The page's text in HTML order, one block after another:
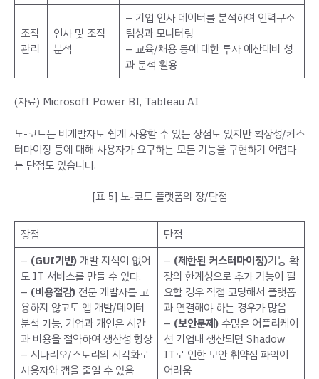
조직
관리
인사 및 조직
분석
– 기업 인사 데이터를 분석하여 인력구조
팀성과 모니터링
– 교육/채용 등에 대한 투자 예산대비 성
과 분석 활용
(자료) Microsoft Power BI, Tableau AI
노-코드는 비개발자도 쉽게 사용할 수 있는 장점도 있지만 확장성/커스
터마이징 등에 대해 사용자가 요구하는 모든 기능을 구현하기 어렵다
는 단점도 있습니다.
[표 5] 노-코드 플랫폼의 장/단점
장점
단점
– (GUI기반)개발 지식이 없어
도 IT 서비스를 만들 수 있다.
– (비용절감)전문 개발자를 고
용하지 않고도 앱 개발/데이터
분석 가능, 기업과 개인은 시간
과 비용을 절약하여 생산성 향상
– 시나리오/스토리의 시각화로
사용자와 갭을 줄일 수 있음
– (제한된 커스터마이징)기능 확
장의 한계성으로 추가 기능이 필
요할 경우 직접 코딩해서 플랫폼
과 연결해야 하는 경우가 많음
– (보안문제)수많은 어플리케이
션 기업내 생산되면 Shadow
IT로 인한 보안 취약점 파악이
어려움